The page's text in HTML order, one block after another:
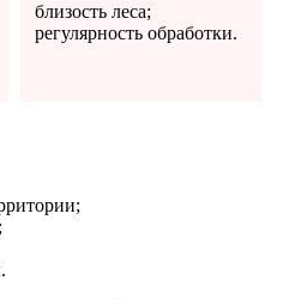
близость леса;
регулярность обработки.